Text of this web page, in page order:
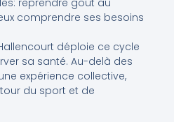
reprendre goût au
comprendre ses besoins
déploie ce cycle
sa santé. Au-delà des
expérience collective,
du sport et de